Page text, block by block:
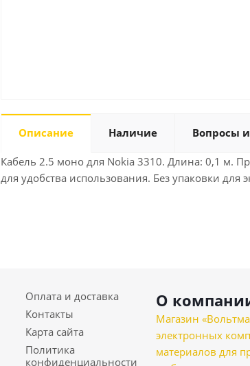
Описание Наличие Вопросы
Кабель 2.5 моно для Nokia 3310. Длина: 0,1 м.
для удобства использования. Без упаковки для
Оплата и доставка
Контакты
Карта сайта
Политика
конфиденциальности
О
Магазин
электронных
материалов для